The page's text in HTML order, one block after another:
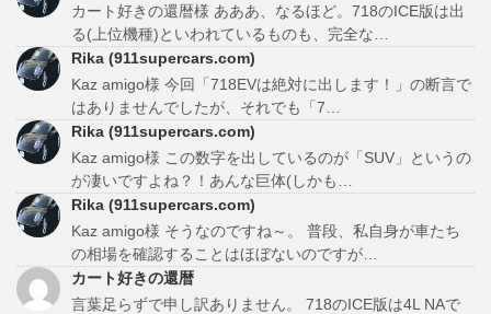
カート好きの還暦様 あああ、なるほど。718のICE版は出
る(上位機種)といわれているものも、完全な…
Rika (911supercars.com)
Kaz amigo様 今回「718EVは絶対に出します！」の断言で
はありませんでしたが、それでも「7…
Rika (911supercars.com)
Kaz amigo様 この数字を出しているのが「SUV」というの
が凄いですよね？！あんな巨体(しかも…
Rika (911supercars.com)
Kaz amigo様 そうなのですね～。 普段、私自身が車たち
の相場を確認することはほぼないのですが…
カート好きの還暦
言葉足らずで申し訳ありません。 718のICE版は4L NAで